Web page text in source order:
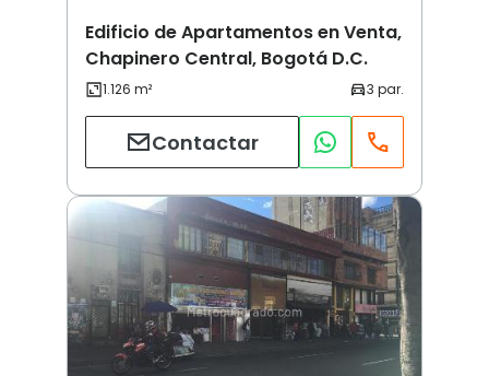
Edificio de Apartamentos en Venta,
Chapinero Central, Bogotá D.C.
Contactar